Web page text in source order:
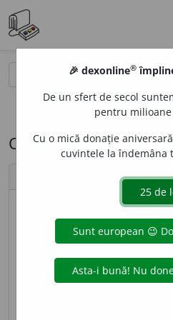
Cuvântul zilei, 13 mai
iloți, s. m. 1.(În
nu avea niciun fel de
sclav, aparținând statului
🎉 dexonline®
De un sfert de secol
pentru
Cu o mică donație
cuvintele la îndemâna